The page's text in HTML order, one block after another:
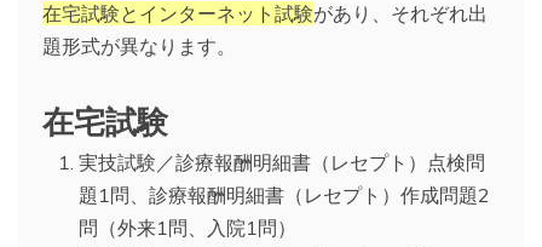
在宅試験とインターネット試験があり、それぞれ出
題形式が異なります。
在宅試験
実技試験／診療報酬明細書（レセプト）点検問
題1問、診療報酬明細書（レセプト）作成問題2
問（外来1問、入院1問）